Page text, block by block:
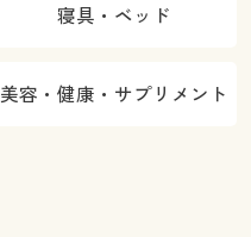
寝具・ベッド
美容・健康・サプリメント